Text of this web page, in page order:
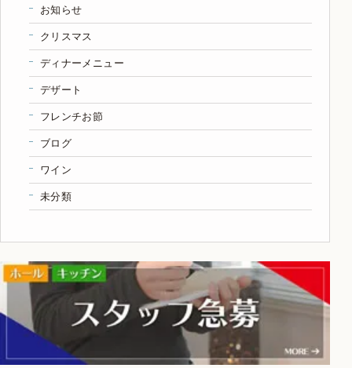
お知らせ
クリスマス
ディナーメニュー
デザート
フレンチお節
ブログ
ワイン
未分類